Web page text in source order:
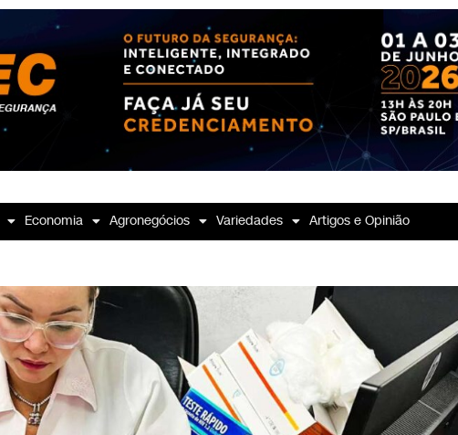
Economia Agronegócios Variedades Artigos e Opinião